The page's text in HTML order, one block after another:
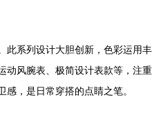
此系列设计大胆创新，色彩运用丰
动风腕表、极简设计表款等，注重
，是日常穿搭的点睛之笔。